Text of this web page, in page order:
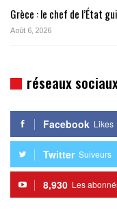
Grèce : le chef de l’État
Août 6, 2026
réseaux
Facebook Likes
Twitter Suiveurs
8,930 Les